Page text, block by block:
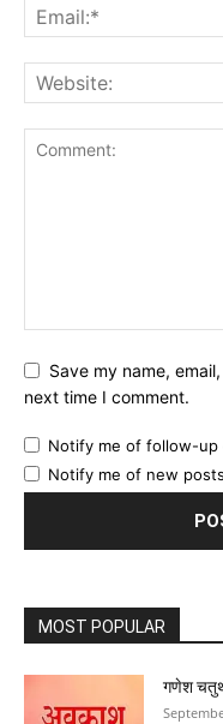
Save my name,
next time I comment.
Notify me of follow-up
Notify me of new
MOST POPULAR
गणेश